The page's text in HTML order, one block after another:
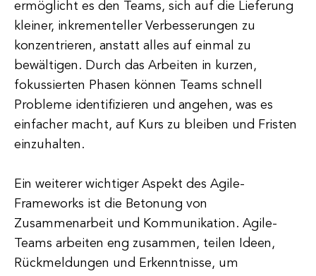
ermöglicht es den Teams, sich auf die Lieferung
kleiner, inkrementeller Verbesserungen zu
konzentrieren, anstatt alles auf einmal zu
bewältigen. Durch das Arbeiten in kurzen,
fokussierten Phasen können Teams schnell
Probleme identifizieren und angehen, was es
einfacher macht, auf Kurs zu bleiben und Fristen
einzuhalten.
Ein weiterer wichtiger Aspekt des Agile-
Frameworks ist die Betonung von
Zusammenarbeit und Kommunikation. Agile-
Teams arbeiten eng zusammen, teilen Ideen,
Rückmeldungen und Erkenntnisse, um